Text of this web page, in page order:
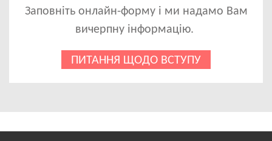
Заповніть онлайн-форму і ми надамо Вам
вичерпну інформацію.
ПИТАННЯ ЩОДО ВСТУПУ